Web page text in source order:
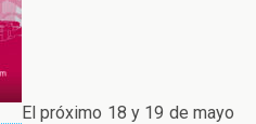
El próximo 18 y 19 de mayo